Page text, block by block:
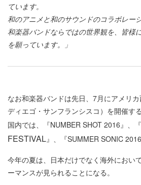
ています。
和のアニメと和のサウンドのコラボレーシ
和楽器バンドならではの世界観を、皆様
を願っています。」
なお和楽器バンドは先日、7月にアメリ
ディエゴ・サンフランシスコ）を開催す
国内では、『NUMBER SHOT 2016』、『
FESTIVAL』、『SUMMER SONIC
今年の夏は、日本だけでなく海外におい
ーマンスが見られることになる。